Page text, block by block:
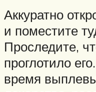
Аккуратно
и поместите
Проследите,
проглотило
время